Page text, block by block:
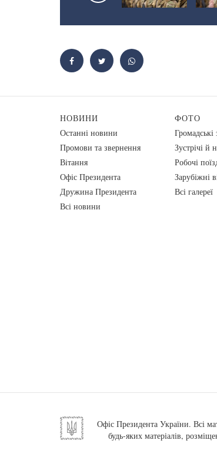
НОВИНИ
Останні новини
Промови та звернення
Вiтання
Офіс Президента
Дружина Президента
Всі новини
ФОТО
Громадські
Зустрічі й
Робочі
Зарубіжні
Всі галереї
Офіс Президента України. Всі
будь-яких матеріалів,